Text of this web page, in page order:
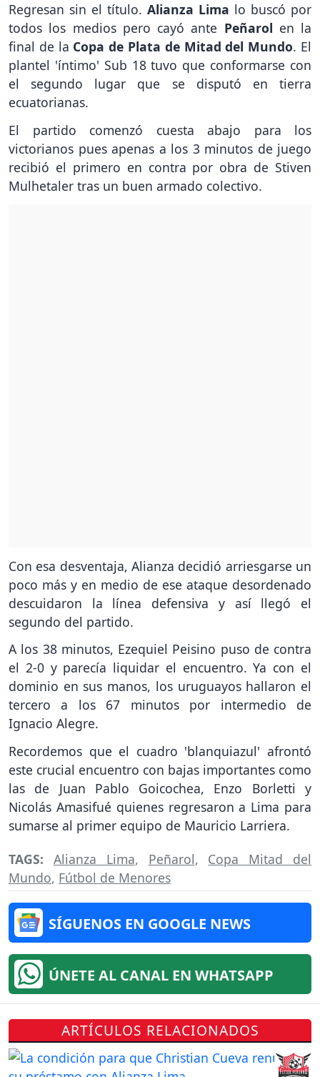
Regresan sin el título. Alianza Lima lo buscó por
todos los medios pero cayó ante Peñarol en la
final de la Copa de Plata de Mitad del Mundo. El
plantel 'íntimo' Sub 18 tuvo que conformarse con
el segundo lugar que se disputó en tierra
ecuatorianas.
El partido comenzó cuesta abajo para los
victorianos pues apenas a los 3 minutos de juego
recibió el primero en contra por obra de Stiven
Mulhetaler tras un buen armado colectivo.
Con esa desventaja, Alianza decidió arriesgarse un
poco más y en medio de ese ataque desordenado
descuidaron la línea defensiva y así llegó el
segundo del partido.
A los 38 minutos, Ezequiel Peisino puso de contra
el 2-0 y parecía liquidar el encuentro. Ya con el
dominio en sus manos, los uruguayos hallaron el
tercero a los 67 minutos por intermedio de
Ignacio Alegre.
Recordemos que el cuadro 'blanquiazul' afrontó
este crucial encuentro con bajas importantes como
las de Juan Pablo Goicochea, Enzo Borletti y
Nicolás Amasifué quienes regresaron a Lima para
sumarse al primer equipo de Mauricio Larriera.
TAGS: Alianza Lima, Peñarol, Copa Mitad del
Mundo, Fútbol de Menores
SÍGUENOS EN GOOGLE NEWS
ÚNETE AL CANAL EN WHATSAPP
ARTÍCULOS RELACIONADOS